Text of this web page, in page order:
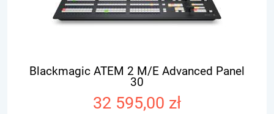
Blackmagic ATEM 2 M/E Advanced Panel
30
32 595,00 zł